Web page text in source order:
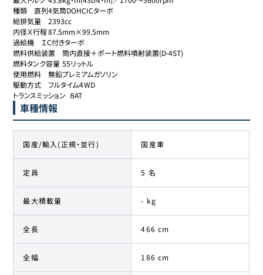
種類	直列4気筒DOHCICターボ
総排気量	2393cc
内径Ｘ行程	87.5mm×99.5mm
過給機	ＩＣ付きターボ
燃料供給装置	筒内直接＋ポート燃料噴射装置(D-4ST)
燃料タンク容量	55リットル
使用燃料	無鉛プレミアムガソリン
駆動方式	フルタイム４WD
トランスミッション	８AT
車種情報
国産/輸入(正規・並行) 国産車
定員 5 名
最大積載量 - kg
全長 466 cm
全幅 186 cm